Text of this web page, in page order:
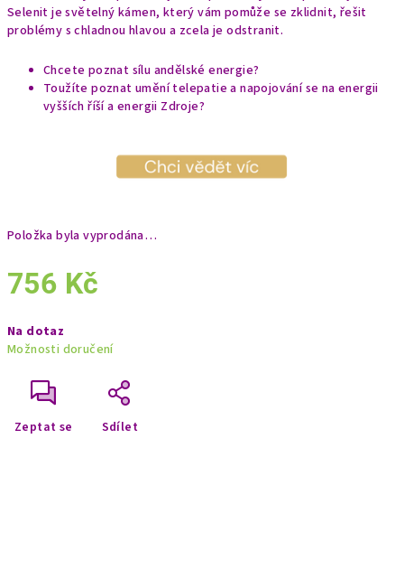
Selenit je světelný kámen, který vám pomůže se zklidnit, řešit
problémy s chladnou hlavou a zcela je odstranit.
Chcete poznat sílu andělské energie?
Toužíte poznat umění telepatie a napojování se na energii
vyšších říší a energii Zdroje?
Položka byla vyprodána…
756 Kč
cena:
Na dotaz
Možnosti doručení
Zeptat se Sdílet